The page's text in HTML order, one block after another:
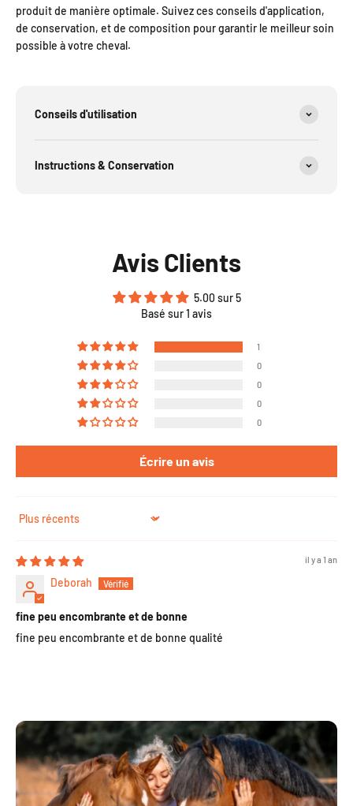
produit de manière optimale. Suivez ces conseils d'application,
de conservation, et de composition pour garantir le meilleur soin
possible à votre cheval.
Conseils d'utilisation
Instructions & Conservation
Avis Clients
5.00 sur 5
Basé sur 1 avis
1
0
0
0
0
Écrire un avis
Sort by
il y a 1 an
Deborah
fine peu encombrante et de bonne
fine peu encombrante et de bonne qualité